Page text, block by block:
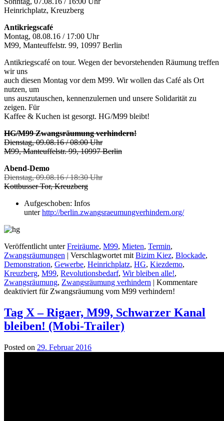
Heinrichplatz, Kreuzberg
Antikriegscafé
Montag, 08.08.16 / 17:00 Uhr
M99, Manteuffelstr. 99, 10997 Berlin
Antikriegscafé on tour. Wegen der bevorstehenden Räumung treffen
wir uns
auch diesen Montag vor dem M99. Wir wollen das Café als Ort
nutzen, um
uns auszutauschen, kennenzulernen und unsere Solidarität zu
zeigen. Für
Kaffee & Kuchen ist gesorgt. HG/M99 bleibt!
HG/M99 Zwangsräumung verhindern!
Dienstag, 09.08.16 / 08:00 Uhr
M99, Manteuffelstr. 99, 10997 Berlin
Abend-Demo
Dienstag, 09.08.16 / 18:30 Uhr
Kottbusser Tor, Kreuzberg
Aufgeschoben: Infos
unterhttp://berlin.zwangsraeumungverhindern.org/
Veröffentlicht unter Freiräume, M99, Mieten, Termin,
Zwangsräumungen | Verschlagwortet mit Bizim Kiez, Blockade,
Demonstration, Gewerbe, Heinrichplatz, HG, Kiezdemo,
Kreuzberg, M99, Revolutionsbedarf, Wir bleiben alle!,
Zwangsräumung, Zwangsräumung verhindern | Kommentare
deaktiviert für Zwangsräumung vom M99 verhindern!
Tag X – Rigaer, M99, Schwarzer Kanal
bleiben! (Mobi-Trailer)
Posted on 29. Februar 2016